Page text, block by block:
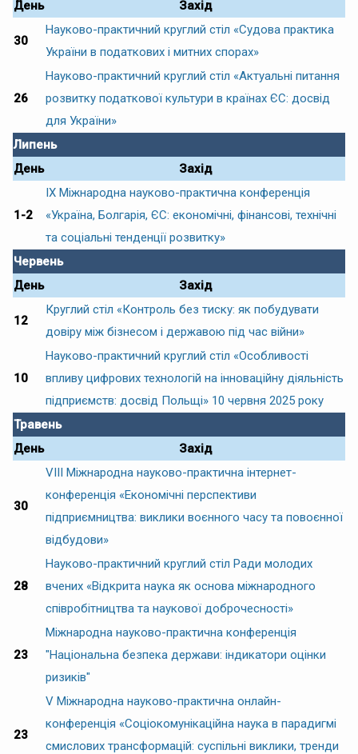
День
Захід
30
Науково-практичний круглий стіл «Судова практика
України в податкових і митних спорах»
26
Науково-практичний круглий стіл «Актуальні питання
розвитку податкової культури в країнах ЄС: досвід
для України»
Липень
День
Захід
1-2
IX Міжнародна науково-практична конференція
«Україна, Болгарія, ЄС: економічні, фінансові, технічні
та соціальні тенденції розвитку»
Червень
День
Захід
12
Круглий стіл «Контроль без тиску: як побудувати
довіру між бізнесом і державою під час війни»
10
Науково-практичний круглий стіл «Особливості
впливу цифрових технологій на інноваційну діяльність
підприємств: досвід Польщі» 10 червня 2025 року
Травень
День
Захід
30
VIII Міжнародна науково-практична інтернет-
конференція «Економічні перспективи
підприємництва: виклики воєнного часу та повоєнної
відбудови»
28
Науково-практичний круглий стіл Ради молодих
вчених «Відкрита наука як основа міжнародного
співробітництва та наукової доброчесності»
23
Міжнародна науково-практична конференція
"Національна безпека держави: індикатори оцінки
ризиків"
23
V Міжнародна науково-практична онлайн-
конференція «Соціокомунікаційна наука в парадигмі
смислових трансформацій: суспільні виклики, тренди